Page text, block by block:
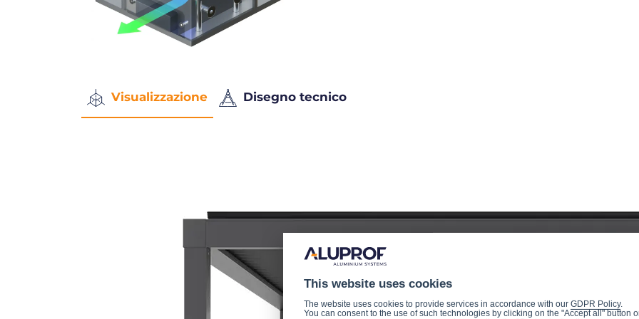
Visualizzazione Disegno tecnico
This website uses cookies
The website uses cookies to provide services in accordance with our GDPR Policy.
You can consent to the use of such technologies by clicking on the "Accept all" button